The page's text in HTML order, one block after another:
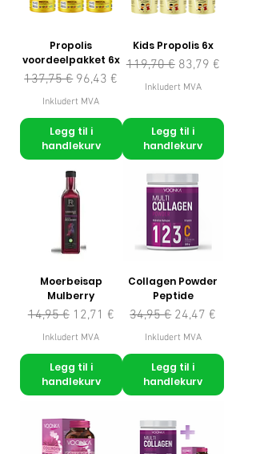
Propolis
voordeelpakket 6x
Vanlig pris
137,75 € Salgspris
96,43 €
Inkludert MVA
Legg til i
handlekurv
Kids Propolis 6x
Vanlig pris
119,70 € Salgspris
83,79 €
Inkludert MVA
Legg til i
handlekurv
Moerbeisap
Mulberry
Vanlig pris
14,95 € Salgspris
12,71 €
Inkludert MVA
Legg til i
handlekurv
Collagen Powder
Peptide
Vanlig pris
34,95 € Salgspris
24,47 €
Inkludert MVA
Legg til i
handlekurv